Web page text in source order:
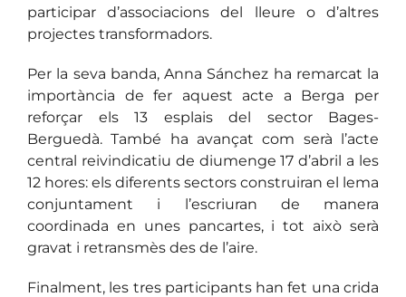
participar d’associacions del lleure o d’altres
projectes transformadors.
Per la seva banda, Anna Sánchez ha remarcat la
importància de fer aquest acte a Berga per
reforçar els 13 esplais del sector Bages-
Berguedà. També ha avançat com serà l’acte
central reivindicatiu de diumenge 17 d’abril a les
12 hores: els diferents sectors construiran el lema
conjuntament i l’escriuran de manera
coordinada en unes pancartes, i tot això serà
gravat i retransmès des de l’aire.
Finalment, les tres participants han fet una crida